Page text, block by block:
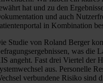
hat und zu den
und auch
in Kombination
Studie von Roland Berger
was die
angeht. Fast drei Viertel der
aus. Personelle
verbundene Risiko sind